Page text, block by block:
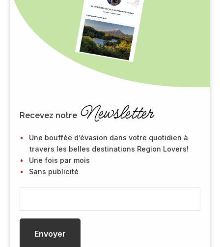
Recevez notre Newsletter
Une bouffée d’évasion dans votre quotidien à
travers les belles destinations Region Lovers!
Une fois par mois
Sans publicité
m